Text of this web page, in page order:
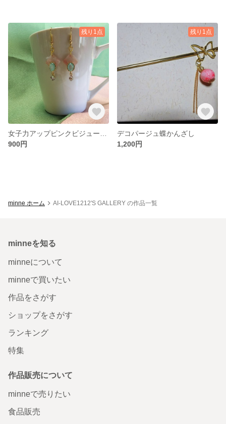
残り1点
900円
残り1点
デコパージュ蝶かんざし
1,200円
minne ホーム AI-LOVE1212'S GALLERY の作品一覧
minneを知る
minneについて
minneで買いたい
作品をさがす
ショップをさがす
ランキング
特集
作品販売について
minneで売りたい
食品販売